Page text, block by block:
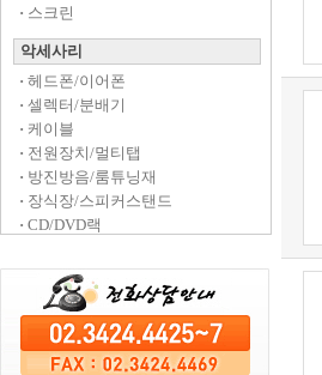
· 스크린
악세사리
· 헤드폰/이어폰
· 셀렉터/분배기
· 케이블
· 전원장치/멀티탭
· 방진방음/룸튜닝재
· 장식장/스피커스탠드
· CD/DVD랙